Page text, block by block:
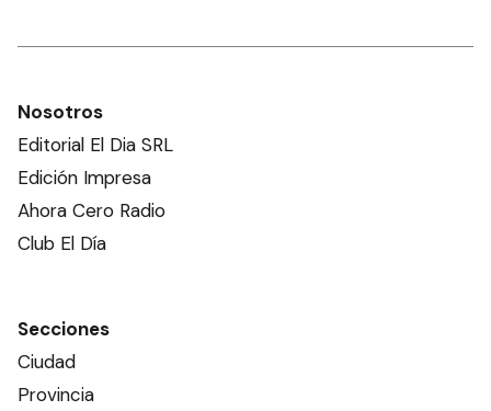
Nosotros
Editorial El Dia SRL
Edición Impresa
Ahora Cero Radio
Club El Día
Secciones
Ciudad
Provincia